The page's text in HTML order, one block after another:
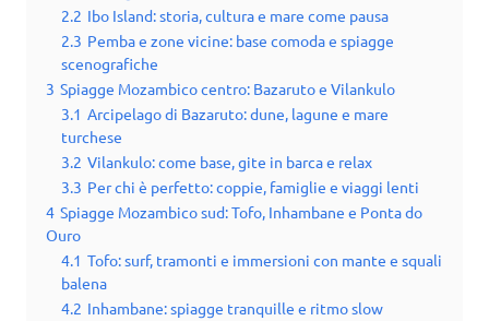
2.2 Ibo Island: storia, cultura e mare come pausa
2.3 Pemba e zone vicine: base comoda e spiagge
scenografiche
3 Spiagge Mozambico centro: Bazaruto e Vilankulo
3.1 Arcipelago di Bazaruto: dune, lagune e mare
turchese
3.2 Vilankulo: come base, gite in barca e relax
3.3 Per chi è perfetto: coppie, famiglie e viaggi lenti
4 Spiagge Mozambico sud: Tofo, Inhambane e Ponta do
Ouro
4.1 Tofo: surf, tramonti e immersioni con mante e squali
balena
4.2 Inhambane: spiagge tranquille e ritmo slow